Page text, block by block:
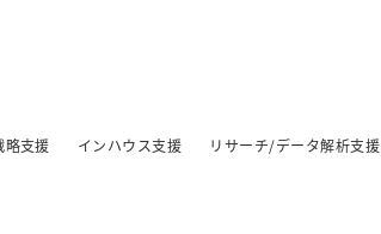
略支援 インハウス支援 リサーチ/データ解析支援